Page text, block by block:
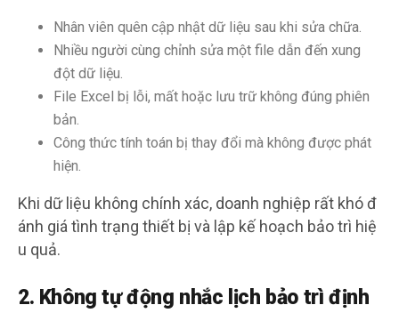
Nhân viên quên cập nhật dữ liệu sau khi sửa chữa.
Nhiều người cùng chỉnh sửa một file dẫn đến xung
đột dữ liệu.
File Excel bị lỗi, mất hoặc lưu trữ không đúng phiên
bản.
Công thức tính toán bị thay đổi mà không được phát
hiện.
Khi dữ liệu không chính xác, doanh nghiệp rất khó đ
ánh giá tình trạng thiết bị và lập kế hoạch bảo trì hiệ
u quả.
2. Không tự động nhắc lịch bảo trì định